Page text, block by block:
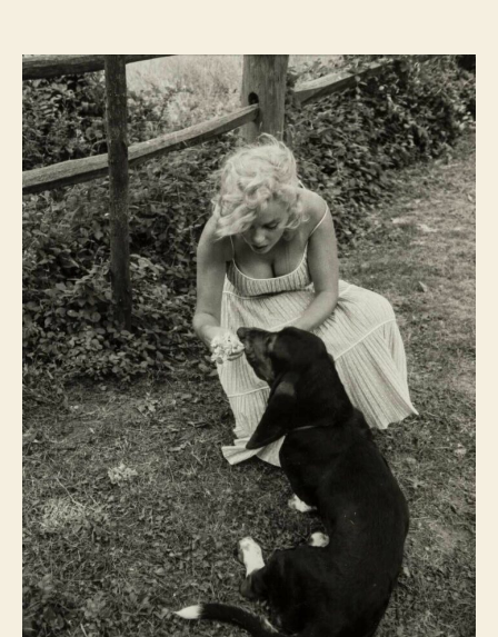
été
ma
maîtresse